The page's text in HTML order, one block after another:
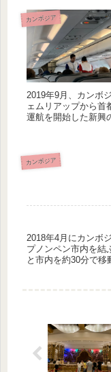
カンボジア
2019年9月、カンボ
ェムリアップから首
運航を開始した新興
カンボジア
2018年4月にカンボ
プノンペン市内を結
と市内を約30分で移